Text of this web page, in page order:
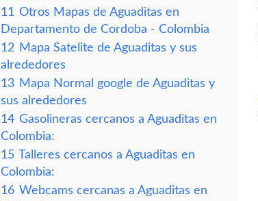
11 Otros Mapas de Aguaditas en
Departamento de Cordoba - Colombia
12 Mapa Satelite de Aguaditas y sus
alrededores
13 Mapa Normal google de Aguaditas y
sus alrededores
14 Gasolineras cercanos a Aguaditas en
Colombia:
15 Talleres cercanos a Aguaditas en
Colombia:
16 Webcams cercanas a Aguaditas en